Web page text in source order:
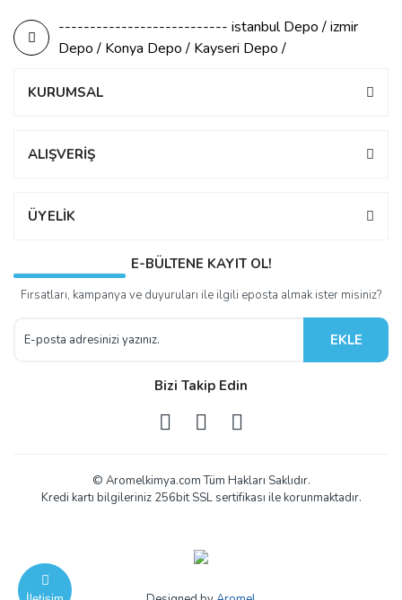
--------------------------- istanbul Depo / izmir
Depo / Konya Depo / Kayseri Depo /
KURUMSAL
ALIŞVERİŞ
ÜYELİK
E-BÜLTENE KAYIT OL!
Fırsatları, kampanya ve duyuruları ile ilgili eposta almak ister misiniz?
EKLE
Bizi Takip Edin
© Aromelkimya.com Tüm Hakları Saklıdır.
Kredi kartı bilgileriniz 256bit SSL sertifikası ile korunmaktadır.